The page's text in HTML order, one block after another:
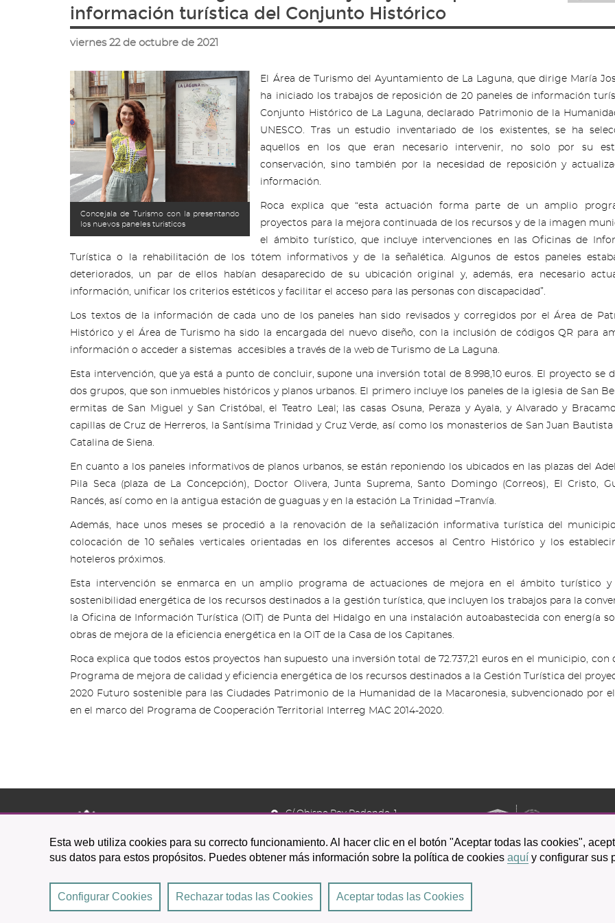
Esta web utiliza cookies para su correcto funcionamiento. Al hacer clic en el botón "Aceptar todas las cookies",
sus datos para estos propósitos. Puedes obtener más información sobre la política de cookies aquí y configurar sus
Configurar Cookies Rechazar todas las Cookies Aceptar todas las Cookies
a
la
página
inicio
información turística del Conjunto Histórico
viernes 22 de octubre de 2021
Concejala de Turismo con la presentando
los nuevos paneles turisticos
El Área de Turismo del Ayuntamiento de La Laguna, que dirige María
ha iniciado los trabajos de reposición de 20 paneles de información
Conjunto Histórico de La Laguna, declarado Patrimonio de la
UNESCO. Tras un estudio inventariado de los existentes, se ha
aquellos en los que eran necesario intervenir, no solo por su
conservación, sino también por la necesidad de reposición y
información.
Roca explica que “esta actuación forma parte de un amplio
proyectos para la mejora continuada de los recursos y de la imagen
el ámbito turístico, que incluye intervenciones en las Oficinas de
Turística o la rehabilitación de los tótem informativos y de la señalética. Algunos de estos paneles
deteriorados, un par de ellos habían desaparecido de su ubicación original y, además, era necesario
información, unificar los criterios estéticos y facilitar el acceso para las personas con discapacidad”.
Los textos de la información de cada uno de los paneles han sido revisados y corregidos por el Área de
Histórico y el Área de Turismo ha sido la encargada del nuevo diseño, con la inclusión de códigos QR para
información o acceder a sistemas accesibles a través de la web de Turismo de La Laguna.
Esta intervención, que ya está a punto de concluir, supone una inversión total de 8.998,10 euros. El proyecto se
dos grupos, que son inmuebles históricos y planos urbanos. El primero incluye los paneles de la iglesia de San
ermitas de San Miguel y San Cristóbal, el Teatro Leal; las casas Osuna, Peraza y Ayala, y Alvarado y
capillas de Cruz de Herreros, la Santísima Trinidad y Cruz Verde, así como los monasterios de San Juan Bautista
Catalina de Siena.
En cuanto a los paneles informativos de planos urbanos, se están reponiendo los ubicados en las plazas del
Pila Seca (plaza de La Concepción), Doctor Olivera, Junta Suprema, Santo Domingo (Correos), El Cristo,
Rancés, así como en la antigua estación de guaguas y en la estación La Trinidad –Tranvía.
Además, hace unos meses se procedió a la renovación de la señalización informativa turística del
colocación de 10 señales verticales orientadas en los diferentes accesos al Centro Histórico y los
hoteleros próximos.
Esta intervención se enmarca en un amplio programa de actuaciones de mejora en el ámbito turístico y
sostenibilidad energética de los recursos destinados a la gestión turística, que incluyen los trabajos para la
la Oficina de Información Turística (OIT) de Punta del Hidalgo en una instalación autoabastecida con energía
obras de mejora de la eficiencia energética en la OIT de la Casa de los Capitanes.
Roca explica que todos estos proyectos han supuesto una inversión total de 72.737,21 euros en el municipio, con
Programa de mejora de calidad y eficiencia energética de los recursos destinados a la Gestión Turística del
2020 Futuro sostenible para las Ciudades Patrimonio de la Humanidad de la Macaronesia, subvencionado por el
en el marco del Programa de Cooperación Territorial Interreg MAC 2014-2020.
C/ Obispo Rey Redondo, 1.
922 601 100
2026 © Excmo. Ayuntamiento de San Cristóbal de La Laguna | Condiciones de uso | Accesibilidad